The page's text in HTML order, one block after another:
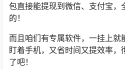
包直接能提现到微信、支付宝，
的！
而且咱们有专属软件，一挂上就
盯着手机，又省时间又提效率，
了吧！